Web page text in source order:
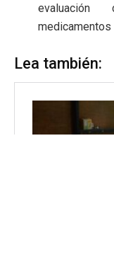
medicamentos
Lea también: